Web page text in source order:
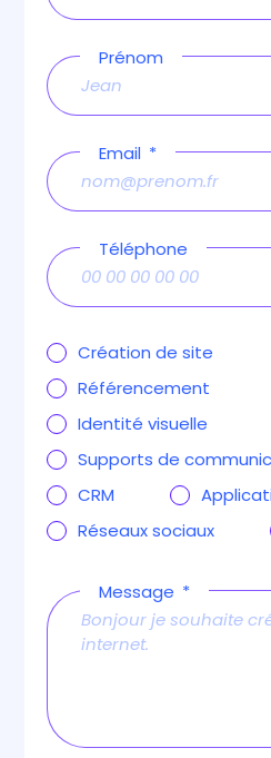
Prénom
Email
Téléphone
Création de site
Référencement
Identité visuelle
Supports de
CRM
Réseaux sociaux
Message